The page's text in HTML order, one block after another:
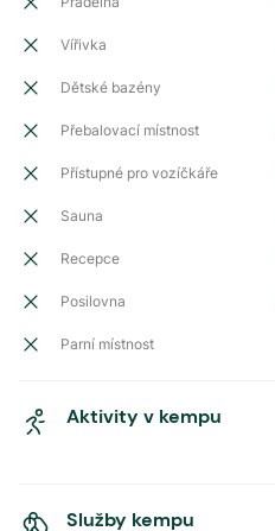
Vířivka
Dětské bazény
Přebalovací místnost
Přístupné pro vozíčkáře
Sauna
Recepce
Posilovna
Parní místnost
Aktivity v kempu
Služby kempu